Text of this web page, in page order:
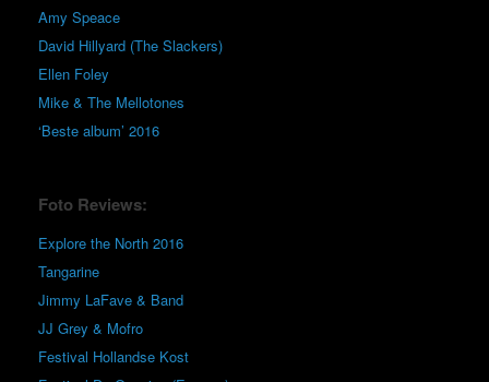
Amy Speace
David Hillyard (The Slackers)
Ellen Foley
Mike & The Mellotones
‘Beste album’ 2016
Foto Reviews:
Explore the North 2016
Tangarine
Jimmy LaFave & Band
JJ Grey & Mofro
Festival Hollandse Kost